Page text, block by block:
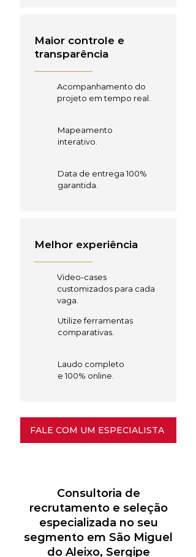
Maior controle e
transparência
Acompanhamento do
projeto em tempo real.
Mapeamento
interativo.
Data de entrega 100%
garantida.
Melhor experiência
Video-cases
customizados para cada
vaga.
Utilize ferramentas
comparativas.
Laudo completo
e 100% online.
FALE COM UM ESPECIALISTA
Consultoria de
recrutamento e seleção
especializada no seu
segmento em São Miguel
do Aleixo, Sergipe